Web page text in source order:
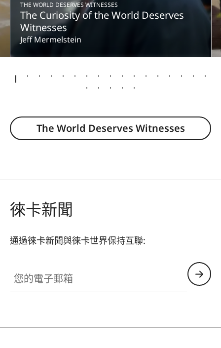
THE WORLD DESERVES WITNESSES
The Curiosity of the World Deserves
Witnesses
Jeff Mermelstein
The World Deserves Witnesses
徠卡新聞
通過徠卡新聞與徠卡世界保持互聯: